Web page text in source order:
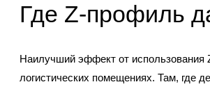
Где Z-профиль
Наилучший эффект от использования
логистических помещениях. Там, где